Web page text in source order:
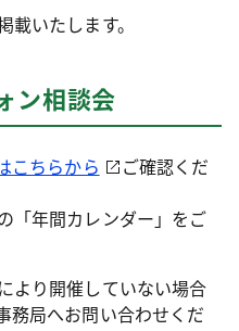
いたします。
ン相談会
こちらから
ご確認くだ
「年間カレンダー」をご
より開催していない場合
務局へお問い合わせくだ